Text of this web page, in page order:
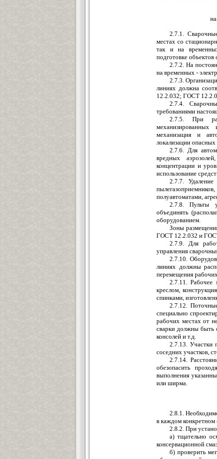
2.7.1.
местах со
так и на
подготовке объектов
2.7.2. На
на временных -
2.7.3.
линиях должна
12.2.032; ГОСТ
2.7.4.
требованиями
2.7.5. При
механизация и
локализации
2.7.6. Для
вредных
концентрации и
использование
2.7.7.
полуавтоматами,
2.7.8. Пульты
объединять
оборудованием.
Зоны
ГОСТ 12.2.032 и
2.7.9. Для
управления
2.7.10.
линиях должны
перемещения
2.7.11. Рабочее
креслом,
спинками,
2.7.12.
специально
рабочих местах от
сварки должны быть
консолей и т.д.
2.7.13. Участки
соседних участков,
2.7.14.
обезопасить
выполнения
или ширма.
2.8.1.
в каждом конкретном
2.8.2. При
а) тщательно
консервационной
б) проверить